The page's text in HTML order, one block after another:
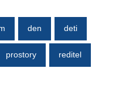
den deti
prostory reditel